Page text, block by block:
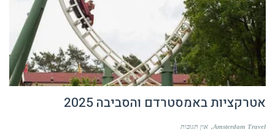
אטרקציות באמסטרדם והסביבה 2025
Amsterdam Travel אין תגובות